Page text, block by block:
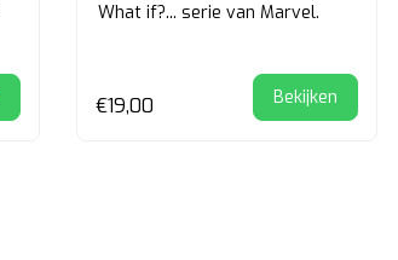
What if?... serie van Marvel.
€19,00 Bekijken